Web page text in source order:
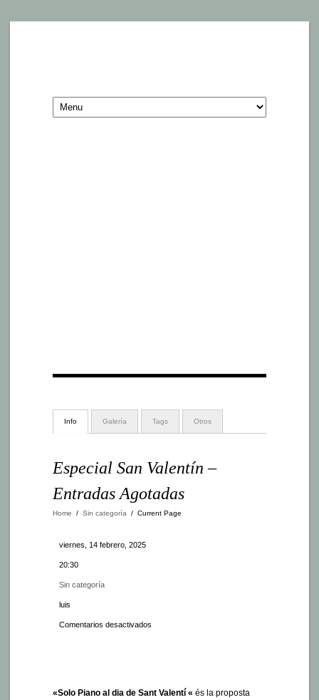
Info Galería Tags Otros
Especial San Valentín –
Entradas Agotadas
Home / Sin categoría / Current Page
viernes, 14 febrero, 2025
20:30
Sin categoría
luis
Comentarios desactivados
Agotadas
«Solo Piano al dia de Sant Valentí « és la proposta